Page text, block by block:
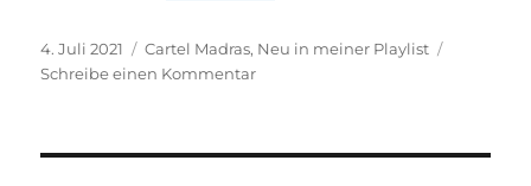
Veröffentlicht
am
4. Juli 2021 Kategorien
Cartel Madras, Neu in meiner Playlist
Schreibe einen Kommentarzu